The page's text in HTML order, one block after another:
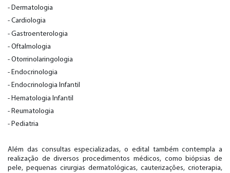
- Dermatologia
- Cardiologia
- Gastroenterologia
- Oftalmologia
- Otorrinolaringologia
- Endocrinologia
- Endocrinologia Infantil
- Hematologia Infantil
- Reumatologia
- Pediatria
Além das consultas especializadas, o edital também contempla a
realização de diversos procedimentos médicos, como biópsias de
pele, pequenas cirurgias dermatológicas, cauterizações, crioterapia,